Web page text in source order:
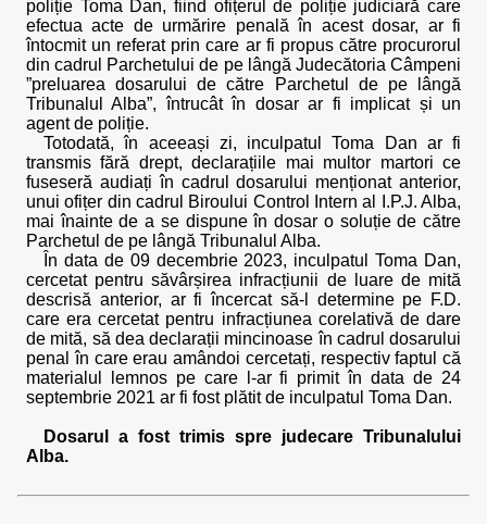
poliție Toma Dan, fiind ofițerul de poliție judiciară care
efectua acte de urmărire penală în acest dosar, ar fi
întocmit un referat prin care ar fi propus către procurorul
din cadrul Parchetului de pe lângă Judecătoria Câmpeni
”preluarea dosarului de către Parchetul de pe lângă
Tribunalul Alba”, întrucât în dosar ar fi implicat și un
agent de poliție.
Totodată, în aceeași zi, inculpatul Toma Dan ar fi
transmis fără drept, declarațiile mai multor martori ce
fuseseră audiați în cadrul dosarului menționat anterior,
unui ofițer din cadrul Biroului Control Intern al I.P.J. Alba,
mai înainte de a se dispune în dosar o soluție de către
Parchetul de pe lângă Tribunalul Alba.
În data de 09 decembrie 2023, inculpatul Toma Dan,
cercetat pentru săvârșirea infracțiunii de luare de mită
descrisă anterior, ar fi încercat să-l determine pe F.D.
care era cercetat pentru infracțiunea corelativă de dare
de mită, să dea declarații mincinoase în cadrul dosarului
penal în care erau amândoi cercetați, respectiv faptul că
materialul lemnos pe care l-ar fi primit în data de 24
septembrie 2021 ar fi fost plătit de inculpatul Toma Dan.
Dosarul a fost trimis spre judecare Tribunalului
Alba.